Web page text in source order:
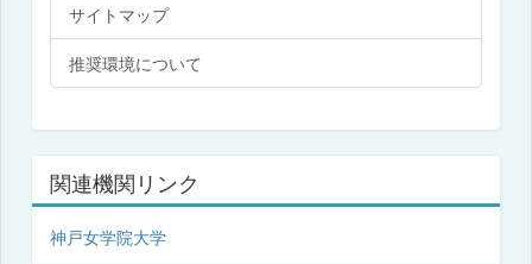
サイトマップ
推奨環境について
関連機関リンク
神戸女学院大学